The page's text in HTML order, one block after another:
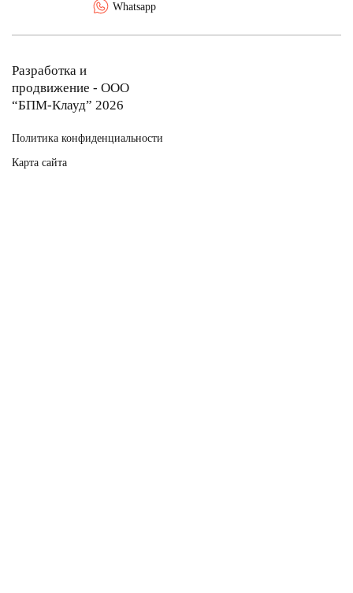
Whatsapp
Разработка и
продвижение - ООО
“БПМ-Клауд” 2026
Карта сайта
Политика конфиденциальности